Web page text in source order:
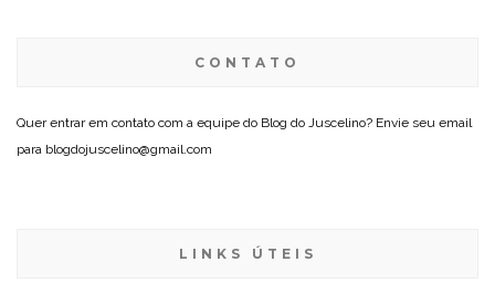
CONTATO
Quer entrar em contato com a equipe do Blog do Juscelino? Envie seu email
para blogdojuscelino@gmail.com
LINKS ÚTEIS